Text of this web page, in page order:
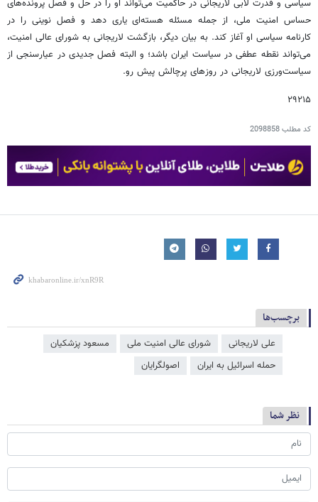
سیاسی و قدرت لابی لاریجانی در حاکمیت می‌تواند او را در حل و فصل پرونده‌های
حساس امنیت ملی، از جمله مسئله هسته‌ای یاری دهد و فصل نوینی را در
کارنامه سیاسی او آغاز کند. به بیان دیگر، بازگشت لاریجانی به شورای عالی امنیت،
می‌تواند نقطه عطفی در سیاست ایران باشد؛ و البته فصل جدیدی در عیارسنجی از
سیاست‌ورزی لاریجانی در روزهای پرچالش پیش رو.
۲۹۲۱۵
کد مطلب2098858
برچسب‌ها
علی لاریجانی شورای عالی امنیت ملی
مسعود پزشکیان
حمله اسرائیل به ایران
اصولگرایان
نظر شما